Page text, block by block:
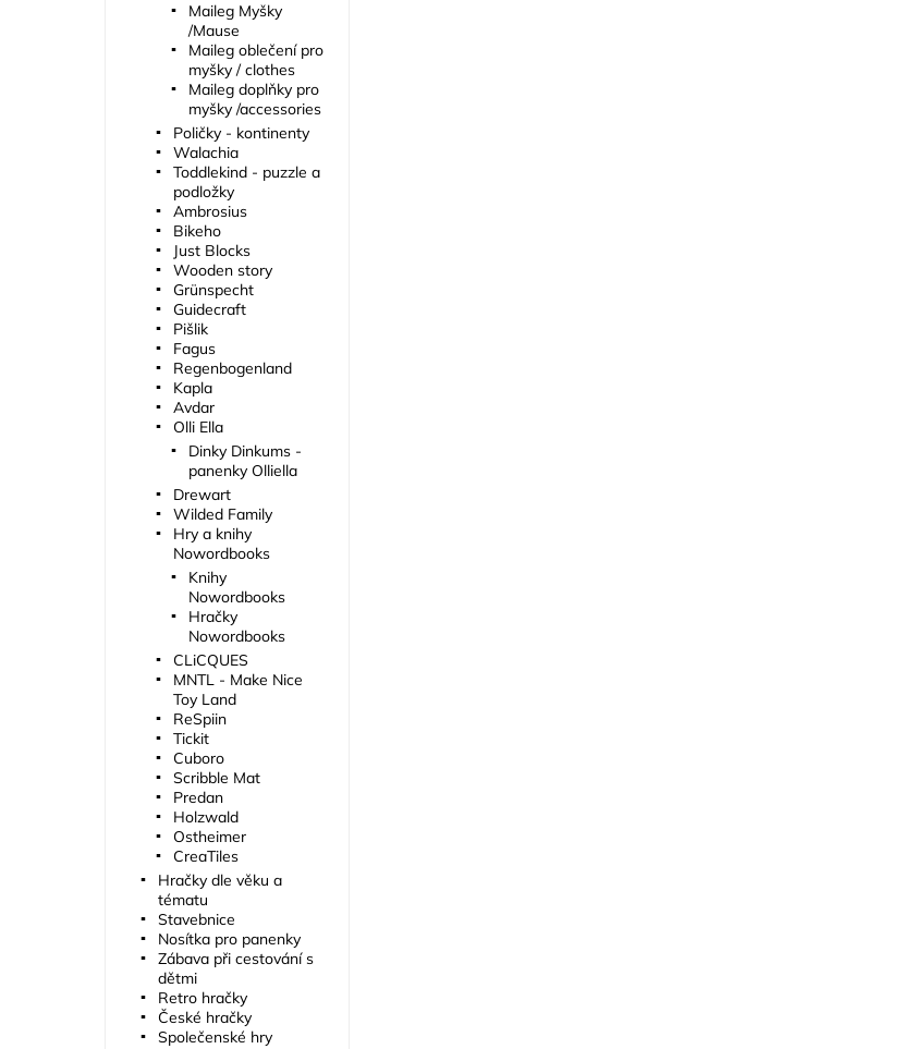
Maileg Myšky
/Mause
Maileg oblečení pro
myšky / clothes
Maileg doplňky pro
myšky /accessories
Poličky - kontinenty
Walachia
Toddlekind - puzzle a
podložky
Ambrosius
Bikeho
Just Blocks
Wooden story
Grünspecht
Guidecraft
Pišlik
Fagus
Regenbogenland
Kapla
Avdar
Olli Ella
Dinky Dinkums -
panenky Olliella
Drewart
Wilded Family
Hry a knihy
Nowordbooks
Knihy
Nowordbooks
Hračky
Nowordbooks
CLiCQUES
MNTL - Make Nice
Toy Land
ReSpiin
Tickit
Cuboro
Scribble Mat
Predan
Holzwald
Ostheimer
CreaTiles
Hračky dle věku a
tématu
Stavebnice
Nosítka pro panenky
Zábava při cestování s
dětmi
Retro hračky
České hračky
Společenské hry